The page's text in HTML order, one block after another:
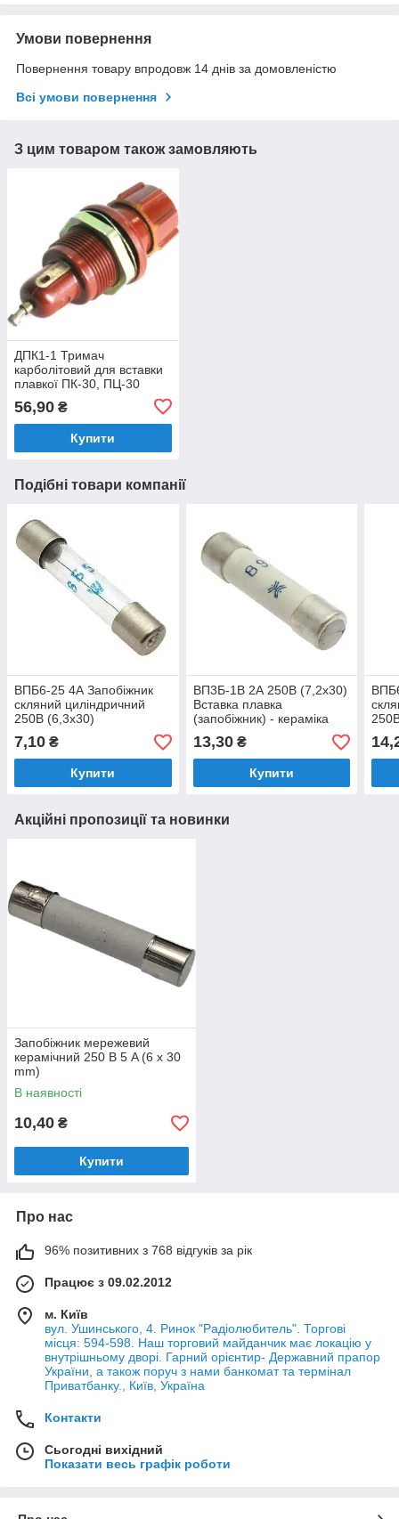
Умови повернення
Повернення товару впродовж 14 днів за домовленістю
Всі умови повернення
З цим товаром також замовляють
ДПК1-1 Тримач
карболітовий для вставки
плавкої ПК-30, ПЦ-30
56,90 ₴
Купити
Подібні товари компанії
ВПБ6-25 4А Запобіжник
скляний циліндричний
250В (6,3х30)
7,10 ₴
Купити
ВП3Б-1В 2А 250В (7,2x30)
Вставка плавка
(запобіжник) - кераміка
13,30₴
Купити
Акційні пропозиції та новинки
Запобіжник мережевий
керамічний 250 В 5 A (6 x 30
mm)
В наявності
10,40 ₴
Купити
Про нас
96% позитивних з 768 відгуків за рік
Працює з 09.02.2012
м. Київ
вул. Ушинського, 4. Ринок "Радіолюбитель". Торгові
місця: 594-598. Наш торговий майданчик має локацію у
внутрішньому дворі. Гарний орієнтир- Державний прапор
України, а також поруч з нами банкомат та термінал
Приватбанку., Київ, Україна
Контакти
Сьогодні вихідний
Показати весь графік роботи